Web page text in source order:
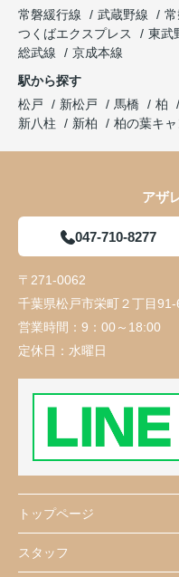
常磐緩行線
武蔵野線
つくばエクスプレス
東武
総武線
京成本線
駅から探す
松戸
新松戸 馬橋 柏
新八柱
新柏 柏の葉キャ
アザ
047-710-8277
〒271-0062
千葉県松戸市栄町２丁目91-
営業時間： 9：00～18:00
定休日： 水曜日
トップページ
スタッフ